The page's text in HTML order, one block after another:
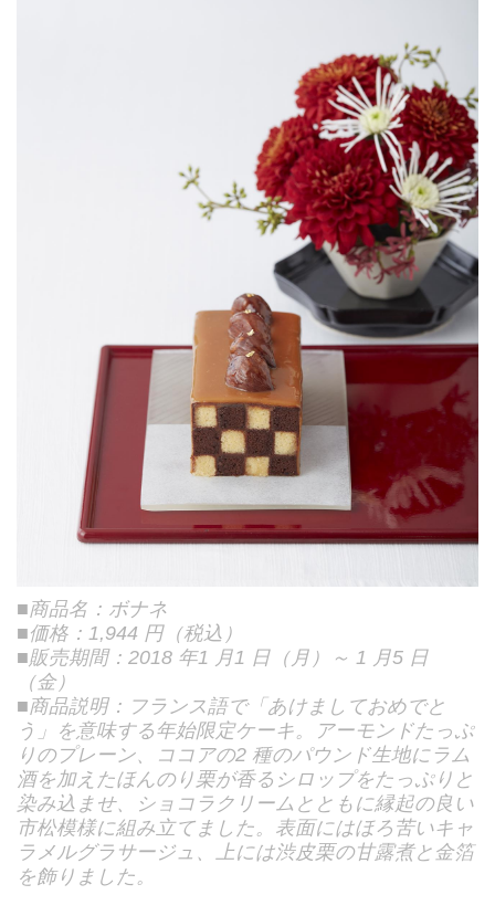
■商品名：ボナネ
■価格：1,944 円（税込）
■販売期間：2018 年1 月1 日（月）～ 1 月5 日
（金）
■商品説明：フランス語で「あけましておめでと
う」を意味する年始限定ケーキ。アーモンドたっぷ
りのプレーン、ココアの2 種のパウンド生地にラム
酒を加えたほんのり栗が香るシロップをたっぷりと
染み込ませ、ショコラクリームとともに縁起の良い
市松模様に組み立てました。表面にはほろ苦いキャ
ラメルグラサージュ、上には渋皮栗の甘露煮と金箔
を飾りました。